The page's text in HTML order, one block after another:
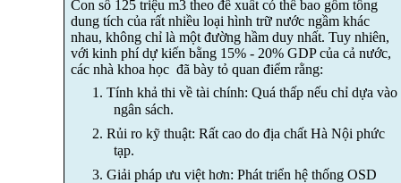
Con số 125 triệu m3 theo đề xuất có thể bao gồm tổng
dung tích của rất nhiều loại hình trữ nước ngầm khác
nhau, không chỉ là một đường hầm duy nhất. Tuy nhiên,
với kinh phí dự kiến bằng 15% - 20% GDP của cả nước,
các nhà khoa học đã bày tỏ quan điểm rằng:
1.Tính khả thi về tài chính: Quá thấp nếu chỉ dựa vào
ngân sách.
2.Rủi ro kỹ thuật: Rất cao do địa chất Hà Nội phức
tạp.
3.Giải pháp ưu việt hơn: Phát triển hệ thống OSD